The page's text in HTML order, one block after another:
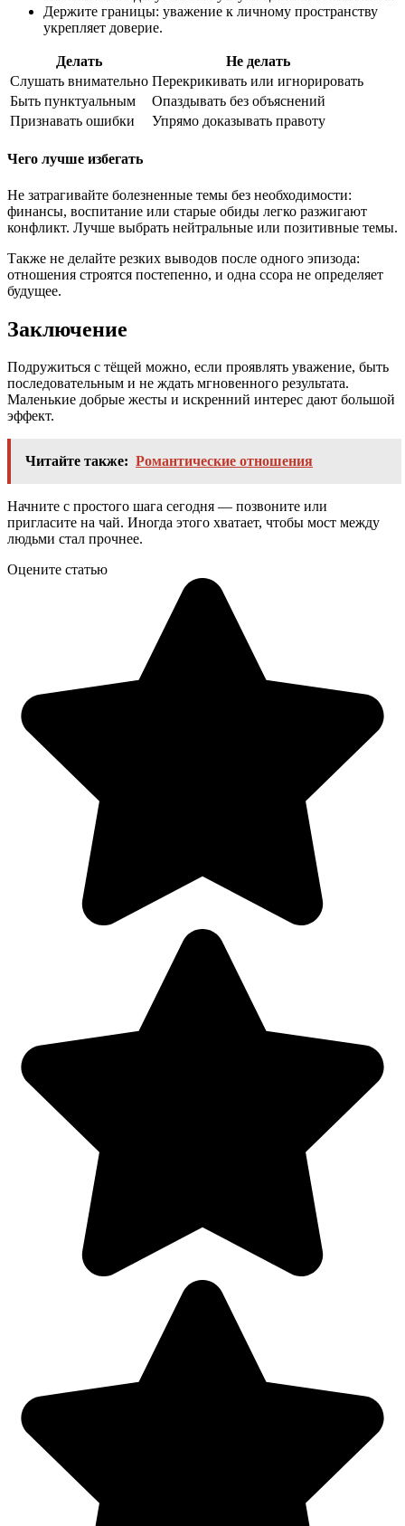
Держите границы: уважение к личному пространству
укрепляет доверие.
Делать
Не делать
Слушать внимательно Перекрикивать или игнорировать
Быть пунктуальным
Опаздывать без объяснений
Признавать ошибки
Упрямо доказывать правоту
Чего лучше избегать
Не затрагивайте болезненные темы без необходимости:
финансы, воспитание или старые обиды легко разжигают
конфликт. Лучше выбрать нейтральные или позитивные темы.
Также не делайте резких выводов после одного эпизода:
отношения строятся постепенно, и одна ссора не определяет
будущее.
Заключение
Подружиться с тёщей можно, если проявлять уважение, быть
последовательным и не ждать мгновенного результата.
Маленькие добрые жесты и искренний интерес дают большой
эффект.
Читайте также: Романтические отношения
Начните с простого шага сегодня — позвоните или
пригласите на чай. Иногда этого хватает, чтобы мост между
людьми стал прочнее.
Оцените статью